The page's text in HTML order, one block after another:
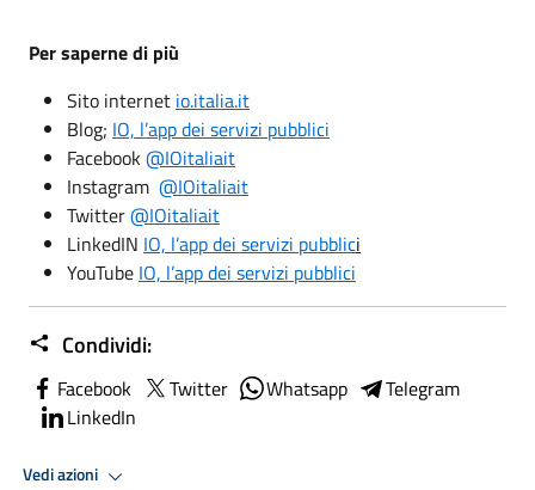
Per saperne di più
Sito internet io.italia.it
Blog; IO, l’app dei servizi pubblici
Facebook@IOitaliait
Instagram @IOitaliait
Twitter@IOitaliait
LinkedIN IO, l’app dei servizi pubblici
YouTube IO, l’app dei servizi pubblici
Condividi:
Facebook Twitter Whatsapp
Telegram
LinkedIn
Vedi azioni